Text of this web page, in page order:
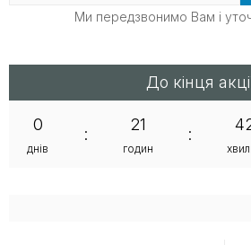
Ми передзвонимо Вам і
До кінця
0
днів
:
21
годин
: